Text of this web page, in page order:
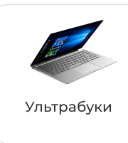
Ультрабуки